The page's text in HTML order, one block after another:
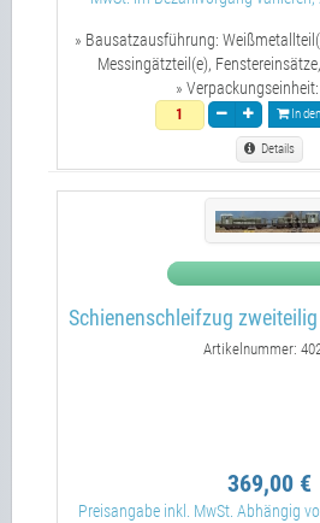
» Bausatzausführung:
Messingätzteil(e),
» Verpackungseinheit:
In
Details
Schienenschleifzug
Artikelnummer:
369,00 €
Preisangabe inkl. MwSt. Abhängig